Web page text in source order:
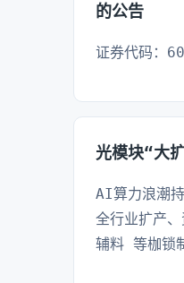
的公告
证券代码：
光模块“大
AI算力浪潮
全行业扩产
辅料 等枷锁